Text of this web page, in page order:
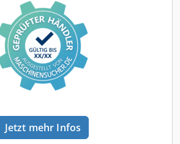
Jetzt mehr Infos